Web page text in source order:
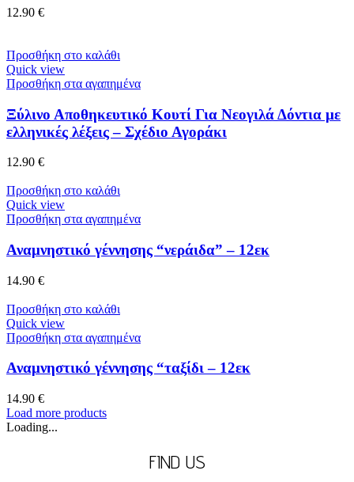
12.90 €
Προσθήκη στο καλάθι
Quick view
Προσθήκη στα αγαπημένα
Ξύλινο Αποθηκευτικό Κουτί Για Νεογιλά Δόντια με
ελληνικές λέξεις – Σχέδιο Αγοράκι
12.90 €
Προσθήκη στο καλάθι
Quick view
Προσθήκη στα αγαπημένα
Αναμνηστικό γέννησης “νεράιδα” – 12εκ
14.90 €
Προσθήκη στο καλάθι
Quick view
Προσθήκη στα αγαπημένα
Αναμνηστικό γέννησης “ταξίδι – 12εκ
14.90 €
Load more products
Loading...
FIND US